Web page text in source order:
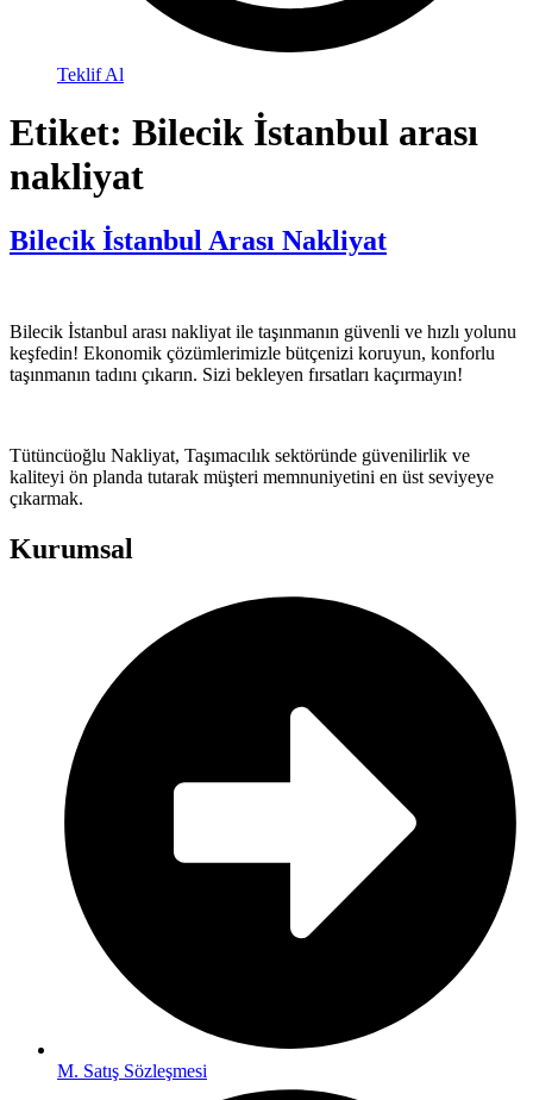
Teklif Al
Etiket: Bilecik İstanbul arası
nakliyat
Bilecik İstanbul Arası Nakliyat
Bilecik İstanbul arası nakliyat ile taşınmanın güvenli ve hızlı yolunu
keşfedin! Ekonomik çözümlerimizle bütçenizi koruyun, konforlu
taşınmanın tadını çıkarın. Sizi bekleyen fırsatları kaçırmayın!
Tütüncüoğlu Nakliyat, Taşımacılık sektöründe güvenilirlik ve
kaliteyi ön planda tutarak müşteri memnuniyetini en üst seviyeye
çıkarmak.
Kurumsal
M. Satış Sözleşmesi